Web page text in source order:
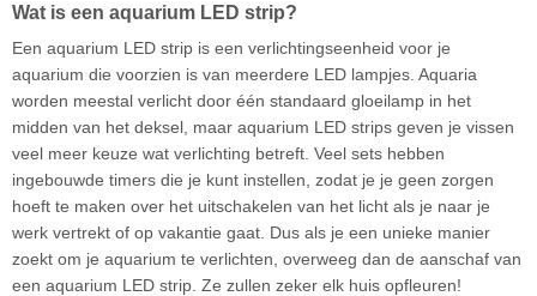
Wat is een aquarium LED strip?
Een aquarium LED strip is een verlichtingseenheid voor je
aquarium die voorzien is van meerdere LED lampjes. Aquaria
worden meestal verlicht door één standaard gloeilamp in het
midden van het deksel, maar aquarium LED strips geven je vissen
veel meer keuze wat verlichting betreft. Veel sets hebben
ingebouwde timers die je kunt instellen, zodat je je geen zorgen
hoeft te maken over het uitschakelen van het licht als je naar je
werk vertrekt of op vakantie gaat. Dus als je een unieke manier
zoekt om je aquarium te verlichten, overweeg dan de aanschaf van
een aquarium LED strip. Ze zullen zeker elk huis opfleuren!